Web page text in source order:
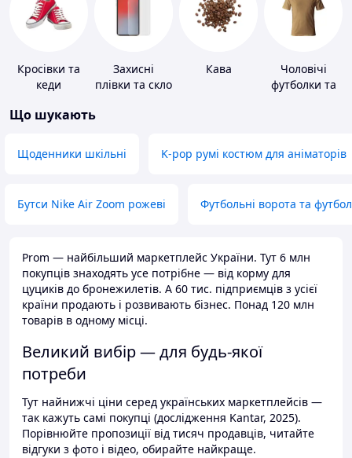
Кросівки та
кеди
Захисні
плівки та скло
Кава
Чоловічі
футболки та
Що шукають
Щоденники шкільні K-pop румі костюм для аніматорів
Бутси Nike Air Zoom рожеві Футбольні ворота та
Prom — найбільший маркетплейс України. Тут 6 млн
покупців знаходять усе потрібне — від корму для
цуциків до бронежилетів. А 60 тис. підприємців з усієї
країни продають і розвивають бізнес. Понад 120 млн
товарів в одному місці.
Великий вибір — для будь-якої
потреби
Тут найнижчі ціни серед українських маркетплейсів —
так кажуть самі покупці (дослідження Kantar, 2025).
Порівнюйте пропозиції від тисяч продавців, читайте
відгуки з фото і відео, обирайте найкраще.